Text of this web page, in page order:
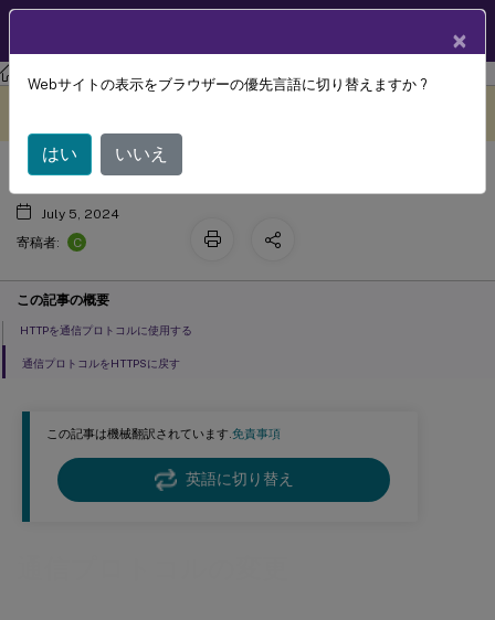
Session Recording Session Recording 2203 LTSR
この記事は機械翻訳されています.免責事項
英語に切り替え
通信プロトコルの変更
July 5, 2024
寄稿者:
C
この記事の概要
HTTPを通信プロトコルに使用する
通信プロトコルをHTTPSに戻す
×
Webサイトの表示をブラウザーの優先言語に切り替えますか ?
はい いいえ